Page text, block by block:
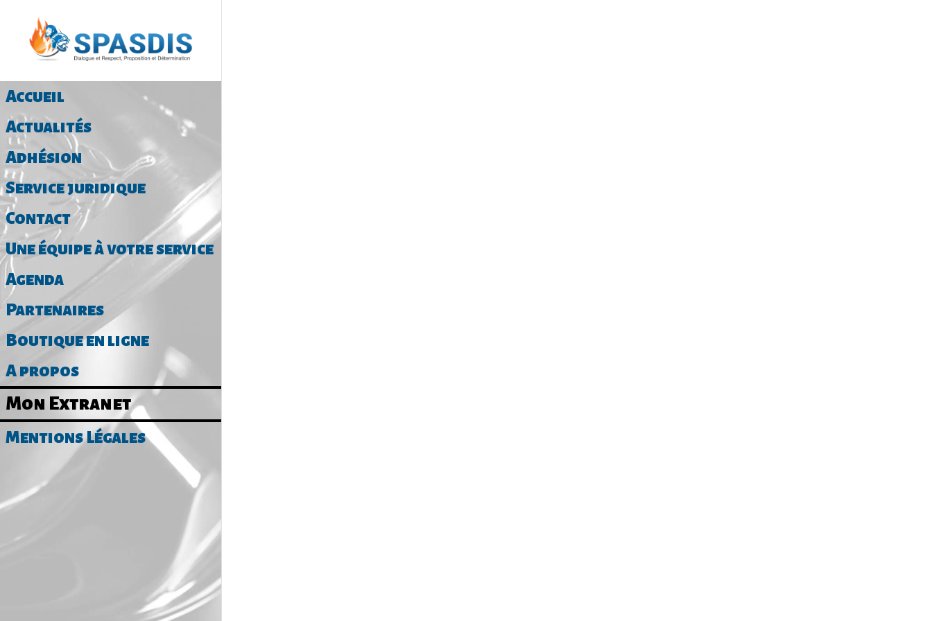
Accueil
Actualités
Adhésion
Service juridique
Contact
Une équipe à votre service
Agenda
Partenaires
Boutique en ligne
A propos
Mon Extranet
Mentions Légales